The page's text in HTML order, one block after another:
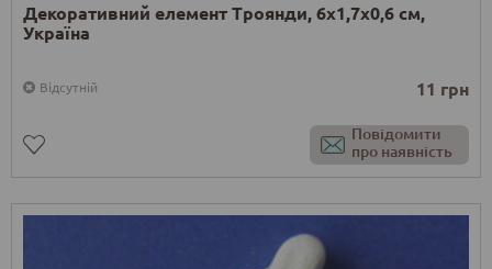
Декоративний елемент Троянди, 6х1,7х0,6 см,
Україна
Відсутній 11 грн
Повідомити
про наявність